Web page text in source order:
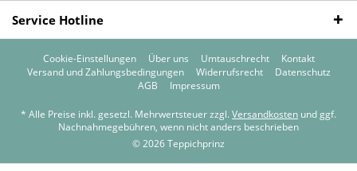
Service Hotline
Cookie-Einstellungen Über uns Umtauschrecht
Kontakt
Versand und Zahlungsbedingungen
Widerrufsrecht
Datenschutz
AGB
Impressum
* Alle Preise inkl. gesetzl. Mehrwertsteuer zzgl. Versandkosten und ggf.
Nachnahmegebühren, wenn nicht anders beschrieben
© 2026 Teppichprinz